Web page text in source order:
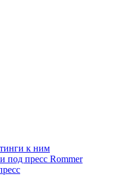
к ним
под пресс Rommer